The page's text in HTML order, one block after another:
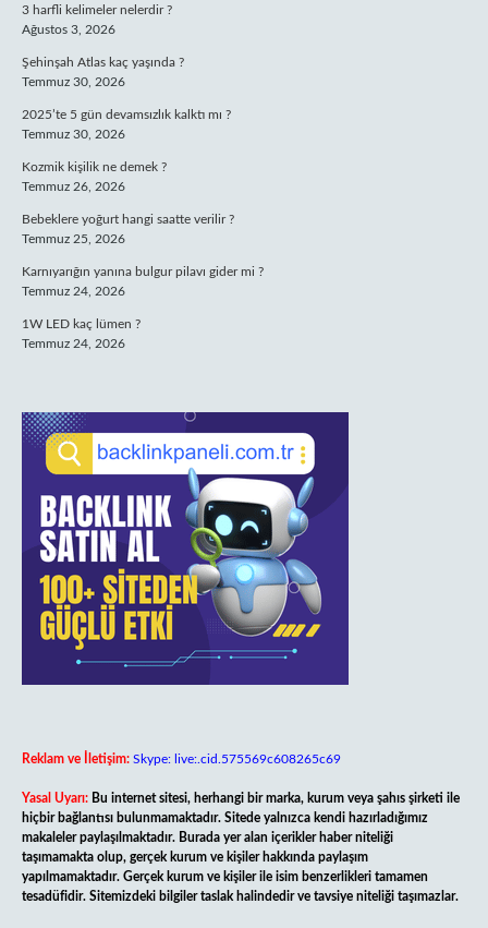
3 harfli kelimeler nelerdir ?
Ağustos 3, 2026
Şehinşah Atlas kaç yaşında ?
Temmuz 30, 2026
2025’te 5 gün devamsızlık kalktı mı ?
Temmuz 30, 2026
Kozmik kişilik ne demek ?
Temmuz 26, 2026
Bebeklere yoğurt hangi saatte verilir ?
Temmuz 25, 2026
Karnıyarığın yanına bulgur pilavı gider mi ?
Temmuz 24, 2026
1W LED kaç lümen ?
Temmuz 24, 2026
Reklam ve İletişim: Skype: live:.cid.575569c608265c69
Yasal Uyarı: Bu internet sitesi, herhangi bir marka, kurum veya şahıs şirketi ile
hiçbir bağlantısı bulunmamaktadır. Sitede yalnızca kendi hazırladığımız
makaleler paylaşılmaktadır. Burada yer alan içerikler haber niteliği
taşımamakta olup, gerçek kurum ve kişiler hakkında paylaşım
yapılmamaktadır. Gerçek kurum ve kişiler ile isim benzerlikleri tamamen
tesadüfidir. Sitemizdeki bilgiler taslak halindedir ve tavsiye niteliği taşımazlar.